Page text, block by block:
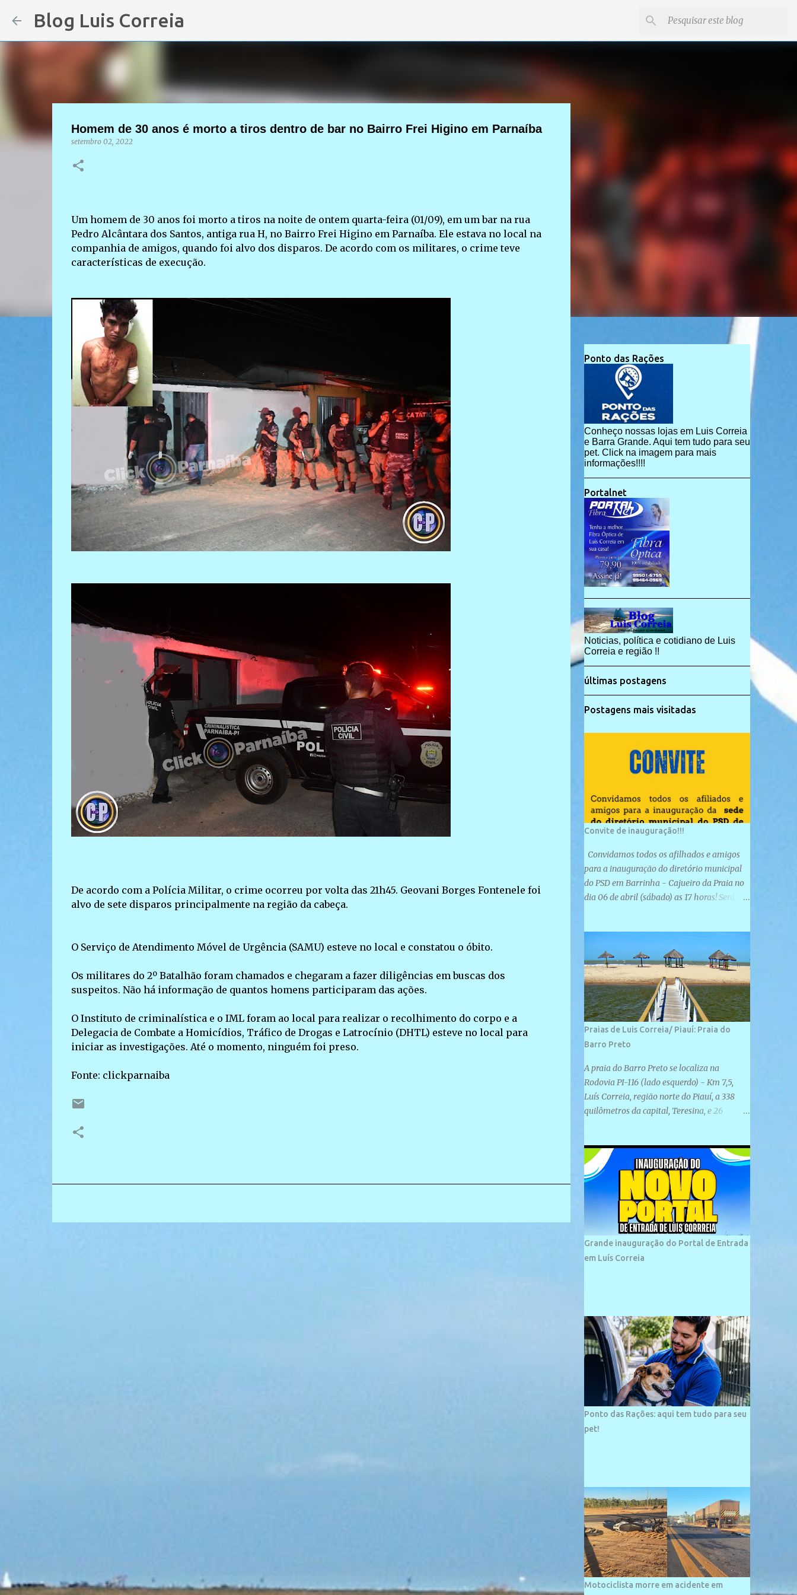
Blog Luis Correia
Homem de 30 anos é morto a tiros dentro de bar no Bairro Frei Higino em Parnaíba
setembro 02, 2022
Um homem de 30 anos foi morto a tiros na noite de ontem quarta-feira (01/09), em um bar na rua
Pedro Alcântara dos Santos, antiga rua H, no Bairro Frei Higino em Parnaíba. Ele estava no local na
companhia de amigos, quando foi alvo dos disparos. De acordo com os militares, o crime teve
características de execução.
De acordo com a Polícia Militar, o crime ocorreu por volta das 21h45. Geovani Borges Fontenele foi
alvo de sete disparos principalmente na região da cabeça.
O Serviço de Atendimento Móvel de Urgência (SAMU) esteve no local e constatou o óbito.
Os militares do 2º Batalhão foram chamados e chegaram a fazer diligências em buscas dos
suspeitos. Não há informação de quantos homens participaram das ações.
O Instituto de criminalística e o IML foram ao local para realizar o recolhimento do corpo e a
Delegacia de Combate a Homicídios, Tráfico de Drogas e Latrocínio (DHTL) esteve no local para
iniciar as investigações. Até o momento, ninguém foi preso.
Fonte: clickparnaiba
Ponto das Rações
Conheço nossas lojas em Luis Correia
e Barra Grande. Aqui tem tudo para seu
pet. Click na imagem para mais
informações!!!!
Portalnet
Noticias, política e cotidiano de Luis
Correia e região !!
últimas postagens
Postagens mais visitadas
Convite de inauguração!!!
Convidamos todos os afilhados e amigos
para a inauguração do diretório municipal
do PSD em Barrinha - Cajueiro da Praia no
dia 06 de abril (sábado) as 17 horas! Será
localizada na Rua São José, 98 Barrinha -
Cajueiro da Praia.
Praias de Luis Correia/ Piauí: Praia do
Barro Preto
A praia do Barro Preto se localiza na
Rodovia PI-116 (lado esquerdo) - Km 7,5,
Luís Correia, região norte do Piauí, a 338
quilômetros da capital, Teresina, e 26
plana e retilínea na maior parte de sua
extensão, chegando a mais ou menos a 1,5
km de paisagens exuberantes. Possui ondas
suaves devido ao extensivo molhe de pedras
que não chegam a 2 metros de altura, não
apresentando dunas em seu espaço
geográfico. Não se sabe ao certo porque a
praia leva esse nome, e muitas das suas
vizinhos. O bairro onde se localiza a praia é
palco de amplos investimentos e projetos
grandiosos como hotéis, pousadas e
residências de veraneio de grande porte. O
maior empreendimento fixado nessa área é
o SESC Praia, inaugurado em 12 de julho de
1996. Com arquitetura moderna,...
Grande inauguração do Portal de Entrada
em Luís Correia
Ponto das Rações: aqui tem tudo para seu
pet!
Motociclista morre em acidente em